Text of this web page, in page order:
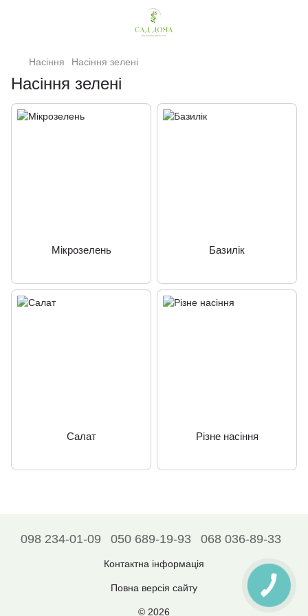
Насіння Насіння зелені
Насіння зелені
Мікрозелень Базилік
Салат Різне насіння
098 234-01-09 050 689-19-93 068 036-89-33
Контактна інформація
Повна версія сайту
© 2026